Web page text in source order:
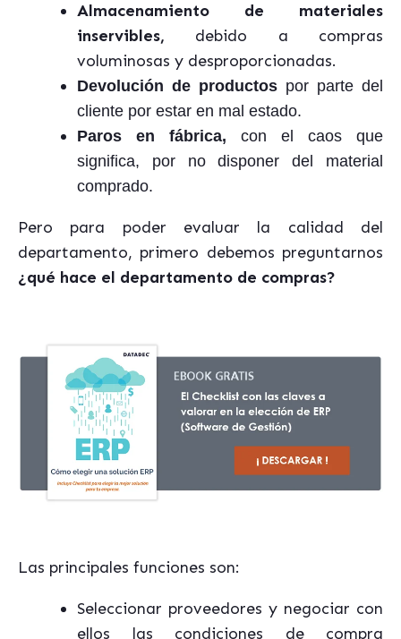
Almacenamiento de materiales
inservibles, debido a compras
voluminosas y desproporcionadas.
Devolución de productos por parte del
cliente por estar en mal estado.
Paros en fábrica, con el caos que
significa, por no disponer del material
comprado.
Pero para poder evaluar la calidad del
departamento, primero debemos preguntarnos
¿qué hace el departamento de compras?
Las principales funciones son:
Seleccionar proveedores y negociar con
ellos las condiciones de compra